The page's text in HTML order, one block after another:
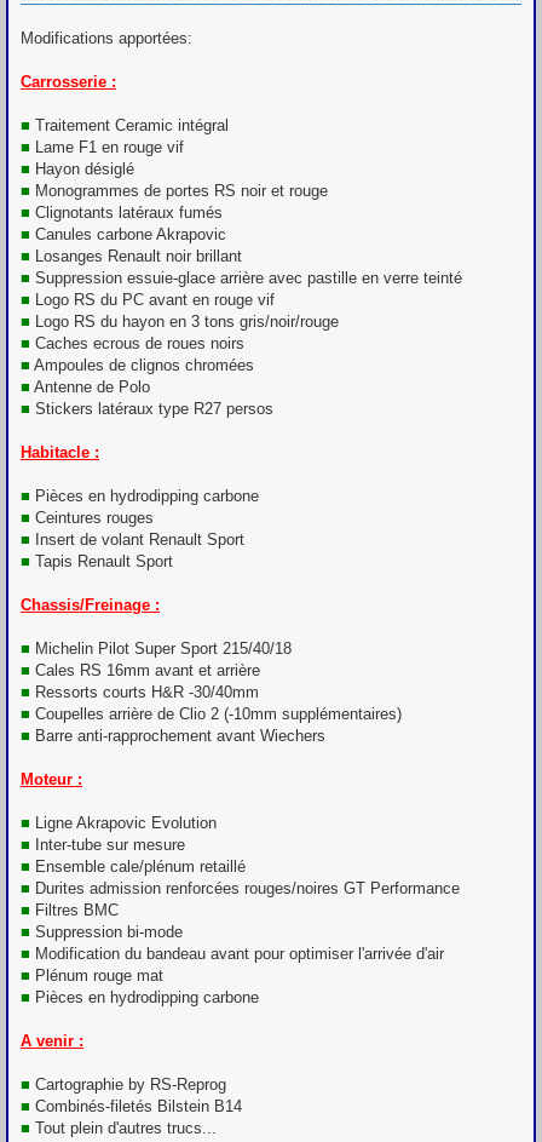
Modifications apportées:
Carrosserie :
■ Traitement Ceramic intégral
■ Lame F1 en rouge vif
■ Hayon désiglé
■ Monogrammes de portes RS noir et rouge
■ Clignotants latéraux fumés
■ Canules carbone Akrapovic
■ Losanges Renault noir brillant
■ Suppression essuie-glace arrière avec pastille en verre teinté
■ Logo RS du PC avant en rouge vif
■ Logo RS du hayon en 3 tons gris/noir/rouge
■ Caches ecrous de roues noirs
■ Ampoules de clignos chromées
■ Antenne de Polo
■ Stickers latéraux type R27 persos
Habitacle :
■ Pièces en hydrodipping carbone
■ Ceintures rouges
■ Insert de volant Renault Sport
■ Tapis Renault Sport
Chassis/Freinage :
■ Michelin Pilot Super Sport 215/40/18
■ Cales RS 16mm avant et arrière
■ Ressorts courts H&R -30/40mm
■ Coupelles arrière de Clio 2 (-10mm supplémentaires)
■ Barre anti-rapprochement avant Wiechers
Moteur :
■ Ligne Akrapovic Evolution
■ Inter-tube sur mesure
■ Ensemble cale/plénum retaillé
■ Durites admission renforcées rouges/noires GT Performance
■ Filtres BMC
■ Suppression bi-mode
■ Modification du bandeau avant pour optimiser l'arrivée d'air
■ Plénum rouge mat
■ Pièces en hydrodipping carbone
A venir :
■ Cartographie by RS-Reprog
■ Combinés-filetés Bilstein B14
■ Tout plein d'autres trucs...